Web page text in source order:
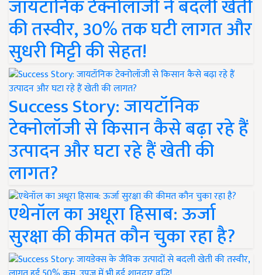
जायटॉनिक टेक्नोलॉजी ने बदली खेती
की तस्वीर, 30% तक घटी लागत और
सुधरी मिट्टी की सेहत!
Success Story: जायटॉनिक
टेक्नोलॉजी से किसान कैसे बढ़ा रहे हैं
उत्पादन और घटा रहे हैं खेती की
लागत?
एथेनॉल का अधूरा हिसाब: ऊर्जा
सुरक्षा की कीमत कौन चुका रहा है?